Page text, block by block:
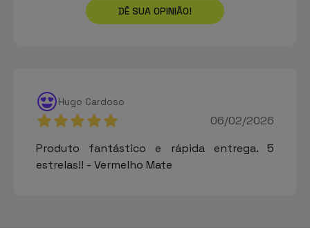
DÊ SUA OPINIÃO!
Hugo Cardoso
06/02/2026
Produto fantástico e rápida entrega. 5
estrelas!! - Vermelho Mate